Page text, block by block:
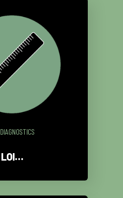
DIAGNOSTICS
LOI…